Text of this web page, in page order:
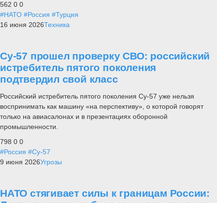
562 0 0
#НАТО #Россия #Турция
16 июня 2026Техника
Су-57 прошел проверку СВО: российский
истребитель пятого поколения
подтвердил свой класс
Российский истребитель пятого поколения Су-57 уже нельзя
воспринимать как машину «на перспективу», о которой говорят
только на авиасалонах и в презентациях оборонной
промышленности.
798 0 0
#Россия #Су-57
9 июня 2026Угрозы
НАТО стягивает силы к границам России: